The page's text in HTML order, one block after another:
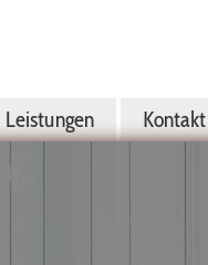
Leistungen Kontakt